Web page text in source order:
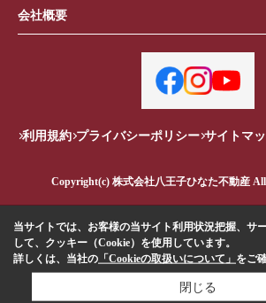
会社概要
利用規約 プライバシーポリシー サイトマ
Copyright(c) 株式会社八王子ひなた不動産 All
当サイトでは、お客様の当サイト利用状況把握、サ
して、クッキー（Cookie）を使用しています。
詳しくは、当社の 「Cookieの取扱いについて」 をご
閉じる